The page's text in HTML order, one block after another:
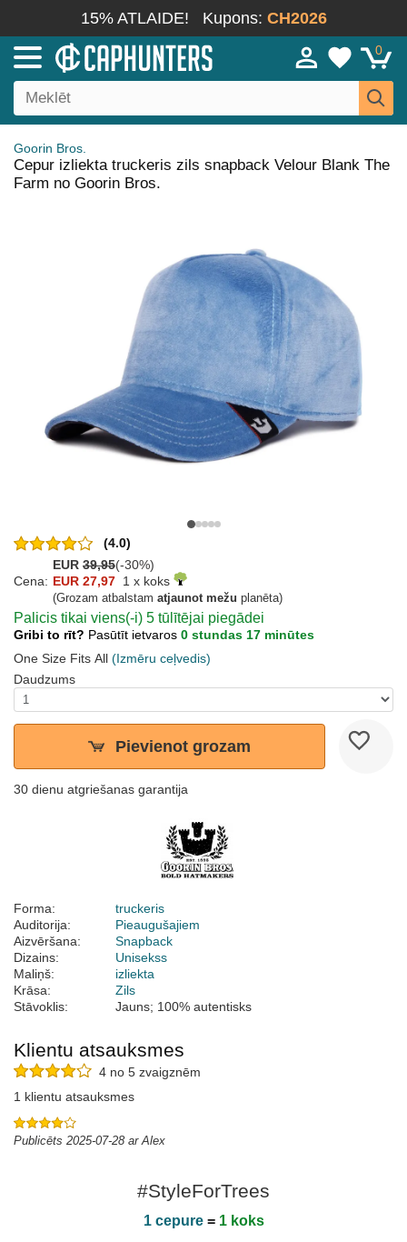
15% ATLAIDE! Kupons: CH2026
0
Goorin Bros.
Cepur izliekta truckeris zils snapback Velour Blank The
Farm no Goorin Bros.
(4.0)
EUR 39,95(-30%)
Cena: EUR 27,97 1 x koks
(Grozam atbalstam atjaunot mežu planēta)
Palicis tikai viens(-i) 5 tūlītējai piegādei
Gribi to rīt? Pasūtīt ietvaros 0 stundas 17 minūtes
One Size Fits All (Izmēru ceļvedis)
Daudzums
Pievienot grozam
30 dienu atgriešanas garantija
Forma:
truckeris
Auditorija:
Pieaugušajiem
Aizvēršana:
Snapback
Dizains:
Unisekss
Maliņš:
izliekta
Krāsa:
Zils
Stāvoklis:
Jauns; 100% autentisks
Klientu atsauksmes
4 no 5 zvaigznēm
1 klientu atsauksmes
Publicēts 2025-07-28 ar Alex
#StyleForTrees
1 cepure= 1 koks